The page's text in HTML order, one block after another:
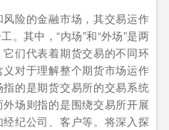
险的金融市场，其交易运作
。其中，“内场”和“外场”是两
们代表着期货交易的不同环
对于理解整个期货市场运作
的是期货交易所的交易系统
场则指的是围绕交易所开展
纪公司、客户等。将深入探